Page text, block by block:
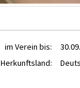
im Verein bis:
Herkunftsland: